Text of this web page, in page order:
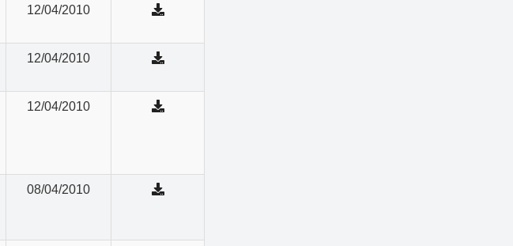
12/04/2010
12/04/2010
12/04/2010
08/04/2010